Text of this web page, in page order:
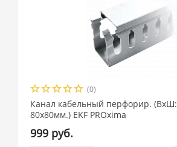
(0)
Канал кабельный перфорир. (ВхШ:
80х80мм.) EKF PROxima
999 руб.